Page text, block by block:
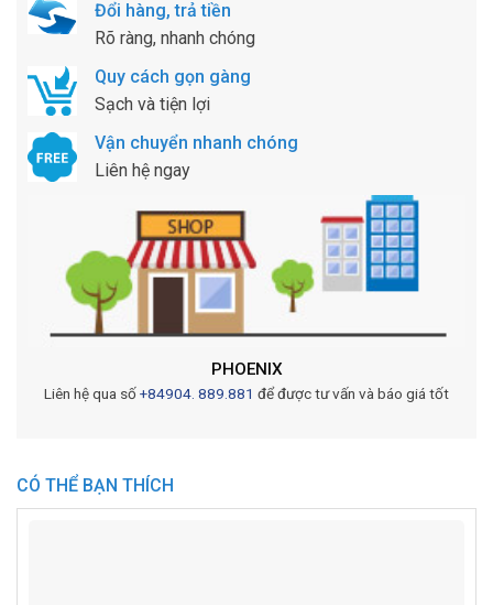
Đổi hàng, trả tiền
Rõ ràng, nhanh chóng
Quy cách gọn gàng
Sạch và tiện lợi
Vận chuyển nhanh chóng
Liên hệ ngay
PHOENIX
Liên hệ qua số+84904. 889.881 để được tư vấn và báo giá tốt
CÓ THỂ BẠN THÍCH